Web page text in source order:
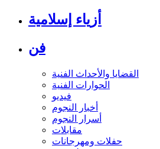
أزياء إسلامية
فن
القضايا والأحداث الفنية
الحوارات الفنية
فيديو
أخبار النجوم
أسرار النجوم
مقابلات
حفلات ومهرجانات